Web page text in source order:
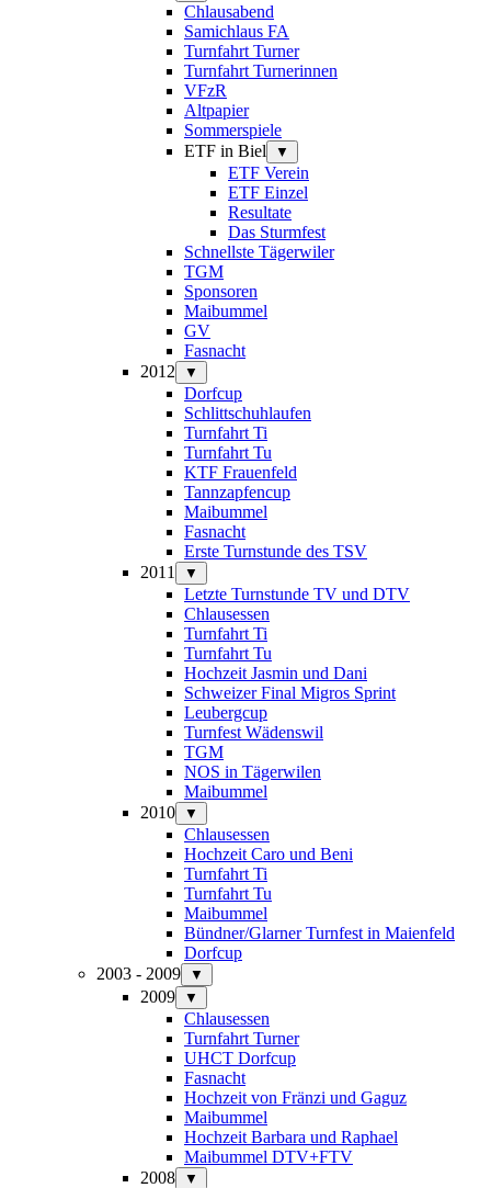
Chlausabend
Samichlaus FA
Turnfahrt Turner
Turnfahrt Turnerinnen
VFzR
Altpapier
Sommerspiele
ETF in Biel
▼
ETF Verein
ETF Einzel
Resultate
Das Sturmfest
Schnellste Tägerwiler
TGM
Sponsoren
Maibummel
GV
Fasnacht
2012
▼
Dorfcup
Schlittschuhlaufen
Turnfahrt Ti
Turnfahrt Tu
KTF Frauenfeld
Tannzapfencup
Maibummel
Fasnacht
Erste Turnstunde des TSV
2011
▼
Letzte Turnstunde TV und DTV
Chlausessen
Turnfahrt Ti
Turnfahrt Tu
Hochzeit Jasmin und Dani
Schweizer Final Migros Sprint
Leubergcup
Turnfest Wädenswil
TGM
NOS in Tägerwilen
Maibummel
2010
▼
Chlausessen
Hochzeit Caro und Beni
Turnfahrt Ti
Turnfahrt Tu
Maibummel
Bündner/Glarner Turnfest in Maienfeld
Dorfcup
2003 - 2009
▼
2009 ▼
Chlausessen
Turnfahrt Turner
UHCT Dorfcup
Fasnacht
Hochzeit von Fränzi und Gaguz
Maibummel
Hochzeit Barbara und Raphael
Maibummel DTV+FTV
2008
▼